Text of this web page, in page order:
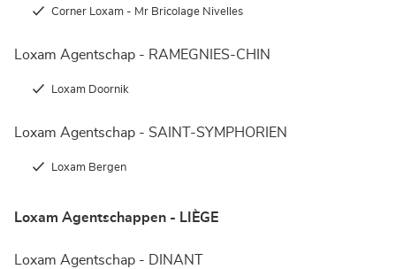
Corner Loxam - Mr Bricolage Nivelles
Loxam Agentschap - RAMEGNIES-CHIN
Loxam Doornik
Loxam Agentschap - SAINT-SYMPHORIEN
Loxam Bergen
Loxam Agentschappen - LIÈGE
Loxam Agentschap - DINANT